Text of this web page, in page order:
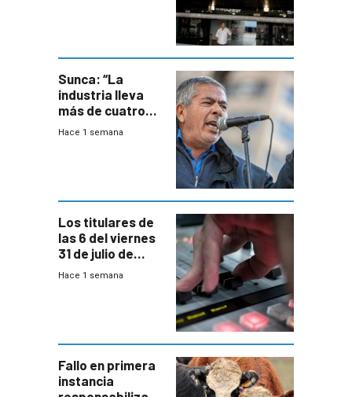
Sunca: “La
industria lleva
más de cuatro
meses sin
Hace 1 semana
Los titulares de
las 6 del viernes
31 de julio de
2026
Hace 1 semana
Fallo en primera
instancia